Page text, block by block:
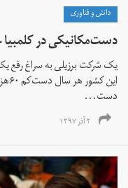
دانش و فناوری
دست‌مکانیکی در
یک شرکت برزیلی به سراغ رفع
دست‌...
۲ آذر ۱۳۹۷